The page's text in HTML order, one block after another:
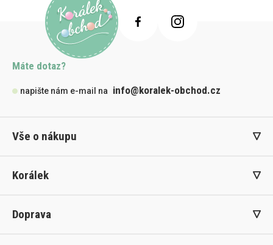
Máte dotaz?
napište nám e-mail na info@koralek-obchod.cz
Vše o nákupu
Korálek
Doprava